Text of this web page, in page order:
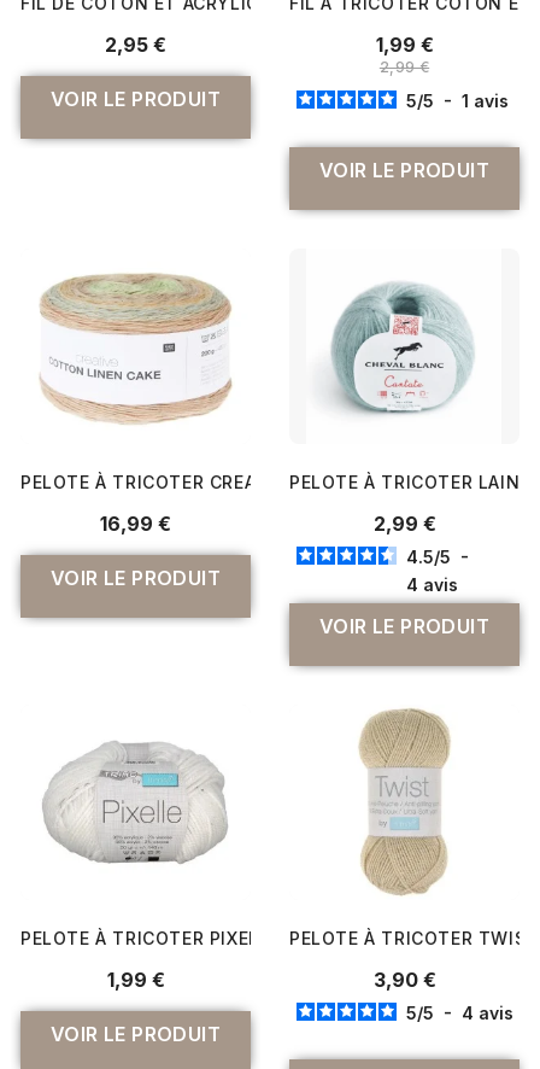
2,95 €
VOIR LE PRODUIT
1,99 €
2,99 €
5/5 - 1 avis
VOIR LE PRODUIT
PELOTE À TRICOTER CREATIVE COTTON LINEN CAKE -
16,99 €
VOIR LE PRODUIT
PELOTE À TRICOTER
2,99 €
4.5/5 -
4 avis
VOIR LE PRODUIT
PELOTE À TRICOTER PIXELLE - TRIMITS
1,99 €
VOIR LE PRODUIT
PELOTE À TRICOTER
3,90 €
5/5 - 4 avis